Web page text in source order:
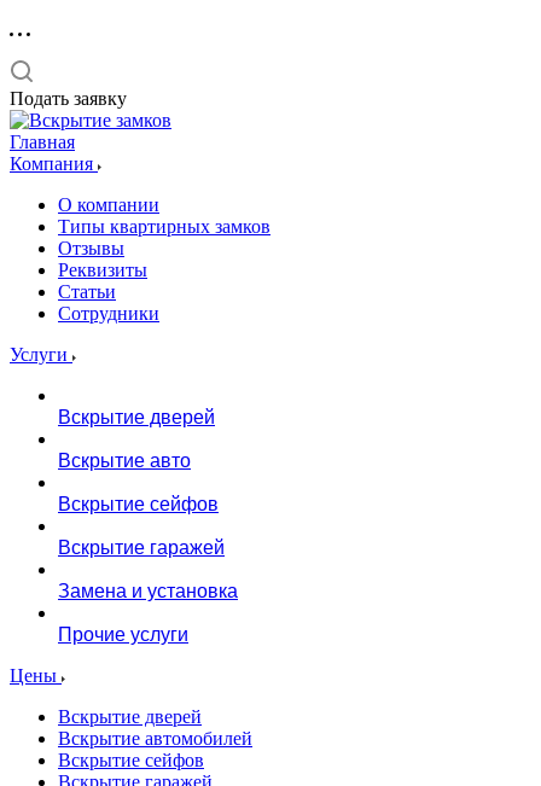
Подать заявку
Главная
Компания
О компании
Типы квартирных замков
Отзывы
Реквизиты
Статьи
Сотрудники
Услуги
Вскрытие дверей
Вскрытие авто
Вскрытие сейфов
Вскрытие гаражей
Замена и установка
Прочие услуги
Цены
Вскрытие дверей
Вскрытие автомобилей
Вскрытие сейфов
Вскрытие гаражей